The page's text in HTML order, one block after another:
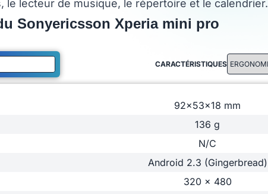
le lecteur de musique, le répertoire et le calendrier.
Sonyericsson Xperia mini pro
CARACTÉRISTIQUES
92x53x18 mm
136 g
N/C
Android 2.3 (Gingerbread)
320 x 480